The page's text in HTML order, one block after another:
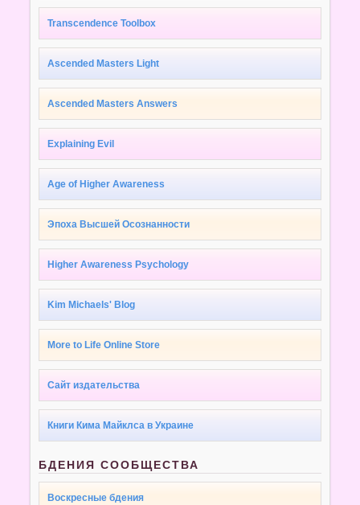
Transcendence Toolbox
Ascended Masters Light
Ascended Masters Answers
Explaining Evil
Age of Higher Awareness
Эпоха Высшей Осознанности
Higher Awareness Psychology
Kim Michaels' Blog
More to Life Online Store
Сайт издательства
Книги Кима Майклса в Украине
БДЕНИЯ СООБЩЕСТВА
Воскресные бдения